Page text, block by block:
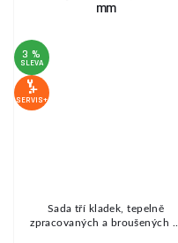
mm
3 %
SLEVA
SERVIS+
Sada tří kladek, tepelně
zpracovaných a broušených ...